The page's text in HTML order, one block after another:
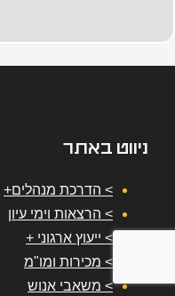
ניווט באתר
> הדרכת מנהלים+
> הרצאות וימי עיון
> ייעוץ ארגוני +
> מכירות ומו"מ
> משאבי אנוש